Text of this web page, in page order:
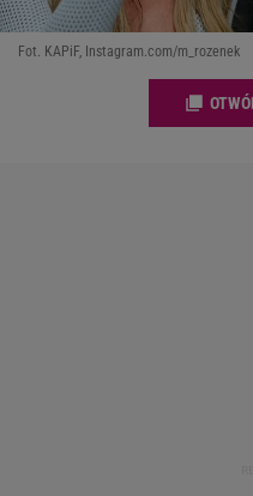
Fot. KAPiF, Instagram.com/m_rozenek